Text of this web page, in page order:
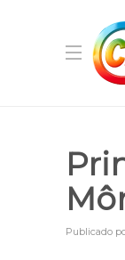
Publicado